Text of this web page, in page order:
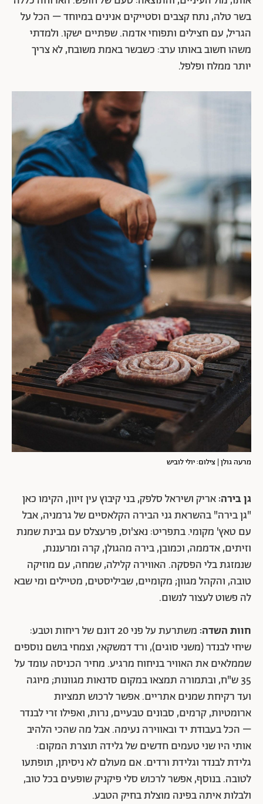
בשר טלה, נתח קצבים וסטייקים אנינים במיוחד – הכל על
הגריל, עם חצילים ותפוחי אדמה. שפתיים ישקו. ולמדתי
משהו חשוב באותו ערב: כשבשר באמת משובח, לא צריך
יותר ממלח ופלפל.
מרעה גולן | צילום: יולי לוביש
גן בירה:אריק ושיראל סלפק, בני קיבוץ עין זיוון, הקימו כאן
"גן בירה" בהשראת גני הבירה הקלאסיים של גרמניה, אבל
עם טאץ' מקומי. בתפריט: נאצ'וס, פרעצלס עם גבינת שמנת
וזיתים, אדממה, וכמובן, בירה מהגולן, קרה ומרעננת,
שנמזגת בלי הפסקה. האווירה קלילה, שמחה, עם מוזיקה
טובה, והקהל מגוון; מקומיים, שביליסטים, מטיילים ומי שבא
לה פשוט לעצור לנשום.
חוות השדה:
משתרעת על פני 20 דונם של ריחות וטבע:
שיחי לבנדר (משני סוגים), ורד דמשקאי, וצמחי בושם נוספים
שממלאים את האוויר בניחוח מרגיע. מחיר הכניסה עומד על
35 ש"ח, ובתמורה תמצאו במקום סדנאות מגוונות; מיוגה
ועד רקיחת שמנים אתריים. אפשר לרכוש תמציות
ארומטיות, קרמים, סבונים טבעיים, נרות, ואפילו זרי לבנדר
– הכל בעבודת יד ובאווירה נעימה. אבל מה שהכי הלהיב
אותי היו שני טעמים חדשים של גלידה תוצרת המקום:
גלידת לבנדר וגלידת ורדים. אם מעולם לא ניסיתן, תופתעו
לטובה. בנוסף, אפשר לרכוש סלי פיקניק שופעים בכל טוב,
ולבלות איתה בפינה מוצלת בחיק הטבע.